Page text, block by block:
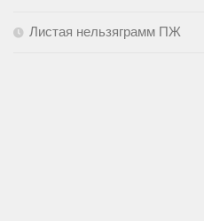
Листая нельзяграмм ПЖ